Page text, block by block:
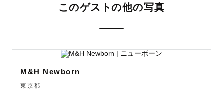
想いがないからといってお願いしちゃマズイかな、、とは
ましたらお気軽にご相談くださいね🌿🧺
このゲストの他の写真
M&H Newborn
東京都